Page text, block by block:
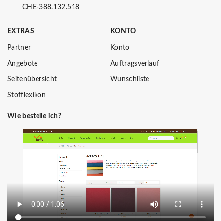
CHE-388.132.518
EXTRAS
Partner
Angebote
Seitenübersicht
Stofflexikon
KONTO
Konto
Auftragsverlauf
Wunschliste
Wie bestelle ich?